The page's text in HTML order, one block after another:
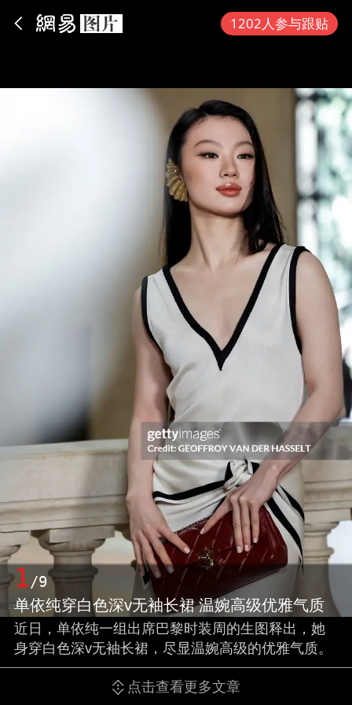
1202人参与跟贴
1/9
单依纯穿白色深v无袖长裙 温婉高级优雅气质
近日，单依纯一组出席巴黎时装周的生图释出，她
身穿白色深v无袖长裙，尽显温婉高级的优雅气质。
点击查看更多文章